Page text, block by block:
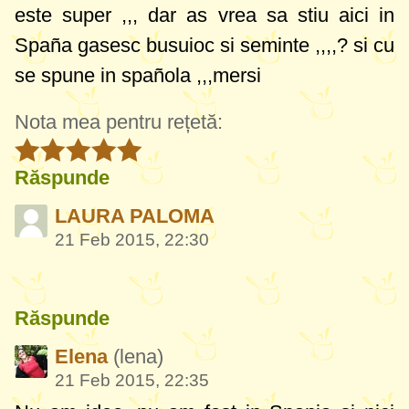
este super ,,, dar as vrea sa stiu aici in
Spaña gasesc busuioc si seminte ,,,,? si cu
se spune in spañola ,,,mersi
Nota mea pentru rețetă:
Răspunde
LAURA PALOMA
21 Feb 2015, 22:30
Răspunde
Elena (lena)
21 Feb 2015, 22:35